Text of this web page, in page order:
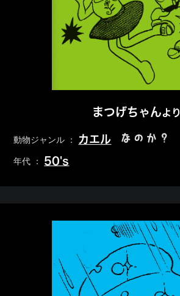
まつげちゃんより
動物ジャンル ： カエル なのか？
年代 ： 50's